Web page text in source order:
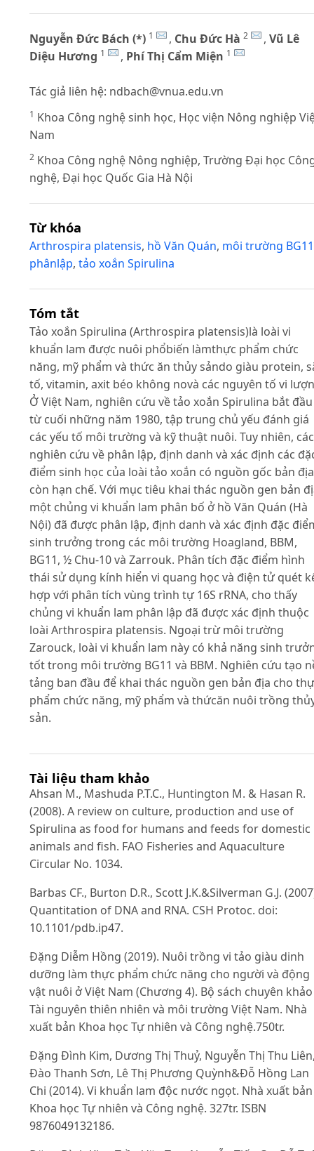
Nguyễn Đức Bách (*) 1 , Chu Đức Hà 2 , Vũ Lê
Diệu Hương 1 , Phí Thị Cẩm Miện 1
Tác giả liên hệ: ndbach@vnua.edu.vn
1 Khoa Công nghệ sinh học, Học viện Nông nghiệp
Nam
2 Khoa Công nghệ Nông nghiệp, Trường Đại học
nghệ, Đại học Quốc Gia Hà Nội
Từ khóa
Arthrospira platensis, hồ Văn Quán, môi trường BG11
phânlập, tảo xoắn Spirulina
Tóm tắt
Tảo xoắn Spirulina (Arthrospira platensis)là loài vi
khuẩn lam được nuôi phổbiến làmthực phẩm chức
năng, mỹ phẩm và thức ăn thủy sảndo giàu protein,
tố, vitamin, axit béo không novà các nguyên tố vi
Ở Việt Nam, nghiên cứu về tảo xoắn Spirulina bắt đầu
từ cuối những năm 1980, tập trung chủ yếu đánh giá
các yếu tố môi trường và kỹ thuật nuôi. Tuy nhiên, các
nghiên cứu về phân lập, định danh và xác định các
điểm sinh học của loài tảo xoắn có nguồn gốc bản địa
còn hạn chế. Với mục tiêu khai thác nguồn gen bản
một chủng vi khuẩn lam phân bố ở hồ Văn Quán (Hà
Nội) đã được phân lập, định danh và xác định đặc
sinh trưởng trong các môi trường Hoagland, BBM,
BG11, ½ Chu-10 và Zarrouk. Phân tích đặc điểm hình
thái sử dụng kính hiển vi quang học và điện tử quét
hợp với phân tích vùng trình tự 16S rRNA, cho thấy
chủng vi khuẩn lam phân lập đã được xác định thuộc
loài Arthrospira platensis. Ngoại trừ môi trường
Zarouck, loài vi khuẩn lam này có khả năng sinh
tốt trong môi trường BG11 và BBM. Nghiên cứu tạo
tảng ban đầu để khai thác nguồn gen bản địa cho
phẩm chức năng, mỹ phẩm và thứcăn nuôi trồng
sản.
Tài liệu tham khảo
Ahsan M., Mashuda P.T.C., Huntington M. & Hasan R.
(2008). A review on culture, production and use of
Spirulina as food for humans and feeds for domestic
animals and fish. FAO Fisheries and Aquaculture
Circular No. 1034.
Barbas CF., Burton D.R., Scott J.K.&Silverman G.J.
Quantitation of DNA and RNA. CSH Protoc. doi:
10.1101/pdb.ip47.
Đặng Diễm Hồng (2019). Nuôi trồng vi tảo giàu dinh
dưỡng làm thực phẩm chức năng cho người và động
vật nuôi ở Việt Nam (Chương 4). Bộ sách chuyên khảo
Tài nguyên thiên nhiên và môi trường Việt Nam. Nhà
xuất bản Khoa học Tự nhiên và Công nghệ.750tr.
Đặng Đình Kim, Dương Thị Thuỷ, Nguyễn Thị Thu
Đào Thanh Sơn, Lê Thị Phương Quỳnh&Đỗ Hồng Lan
Chi (2014). Vi khuẩn lam độc nước ngọt. Nhà xuất bản
Khoa học Tự nhiên và Công nghệ. 327tr. ISBN
9876049132186.